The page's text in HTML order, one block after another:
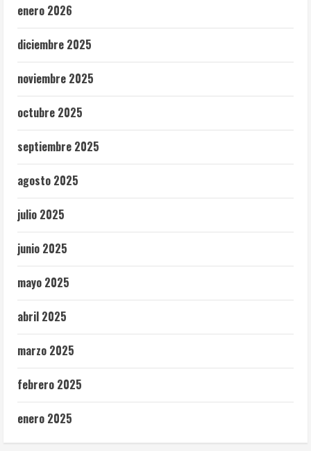
enero 2026
diciembre 2025
noviembre 2025
octubre 2025
septiembre 2025
agosto 2025
julio 2025
junio 2025
mayo 2025
abril 2025
marzo 2025
febrero 2025
enero 2025